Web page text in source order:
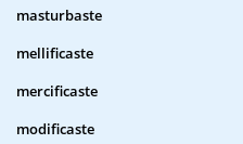
masturbaste
mellificaste
mercificaste
modificaste